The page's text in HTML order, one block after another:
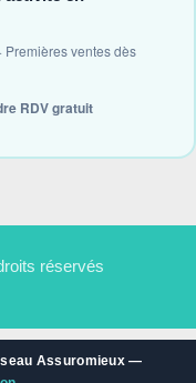
Premières ventes dès
RDV gratuit
réservés
Assuromieux —